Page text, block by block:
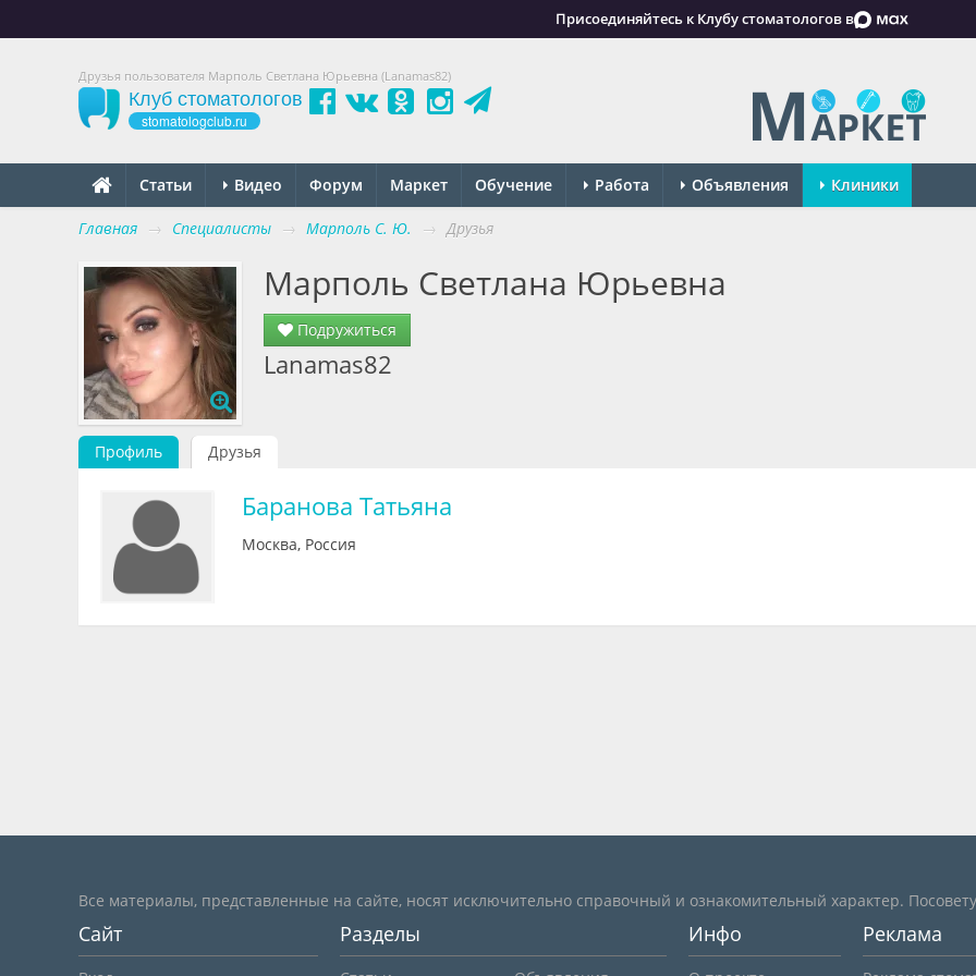
Присоединяйтесь к Клубу стоматологов в
Друзья пользователя Марполь Светлана Юрьевна (Lanamas82)
Клуб стоматологов
stomatologclub.ru
Статьи Видео Форум Маркет Обучение Работа Объявления Клиники
Главная → Специалисты → Марполь С. Ю. → Друзья
Марполь Светлана Юрьевна
Подружиться
Lanamas82
Профиль Друзья
Баранова Татьяна
Москва, Россия
Все материалы, представленные на сайте, носят исключительно справочный и ознакомительный характер.
Сайт Разделы Инфо Реклама